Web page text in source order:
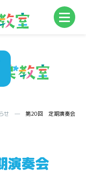
せ ─ 第20回 定期演奏会
奏会